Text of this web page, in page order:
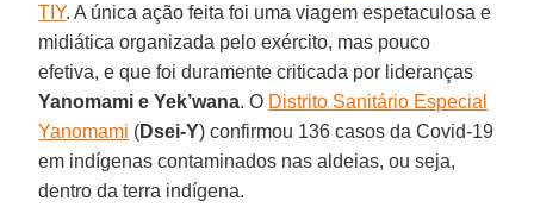
TIY. A única ação feita foi uma viagem espetaculosa e
midiática organizada pelo exército, mas pouco
efetiva, e que foi duramente criticada por lideranças
Yanomami e Yek’wana. O Distrito Sanitário Especial
Yanomami (Dsei-Y) confirmou 136 casos da Covid-19
em indígenas contaminados nas aldeias, ou seja,
dentro da terra indígena.